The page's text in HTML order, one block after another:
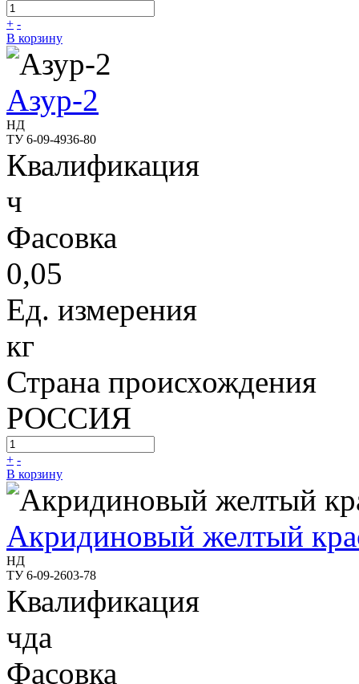
+ -
В корзину
Азур-2
НД
ТУ 6-09-4936-80
Квалификация
ч
Фасовка
0,05
Ед. измерения
кг
Страна происхождения
РОССИЯ
+ -
В корзину
Акридиновый желтый
НД
ТУ 6-09-2603-78
Квалификация
чда
Фасовка